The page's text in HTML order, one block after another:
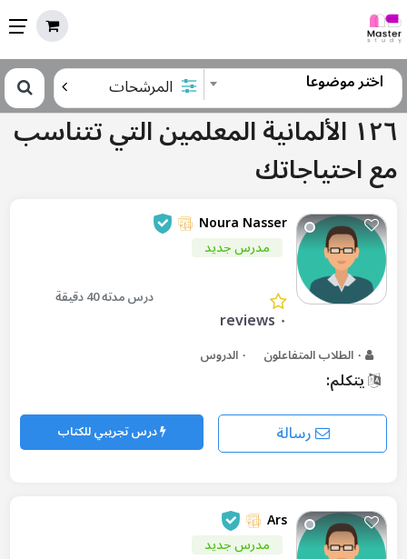
اختر موضوعا المرشحات
١٢٦ الألمانية المعلمين التي تتناسب
مع احتياجاتك
Noura Nasser
مدرس جديد
٠ reviews
درس مدته 40 دقيقة
٠ الدروس
يتكلم:
درس تجريبي للكتاب رسالة
Ars
مدرس جديد